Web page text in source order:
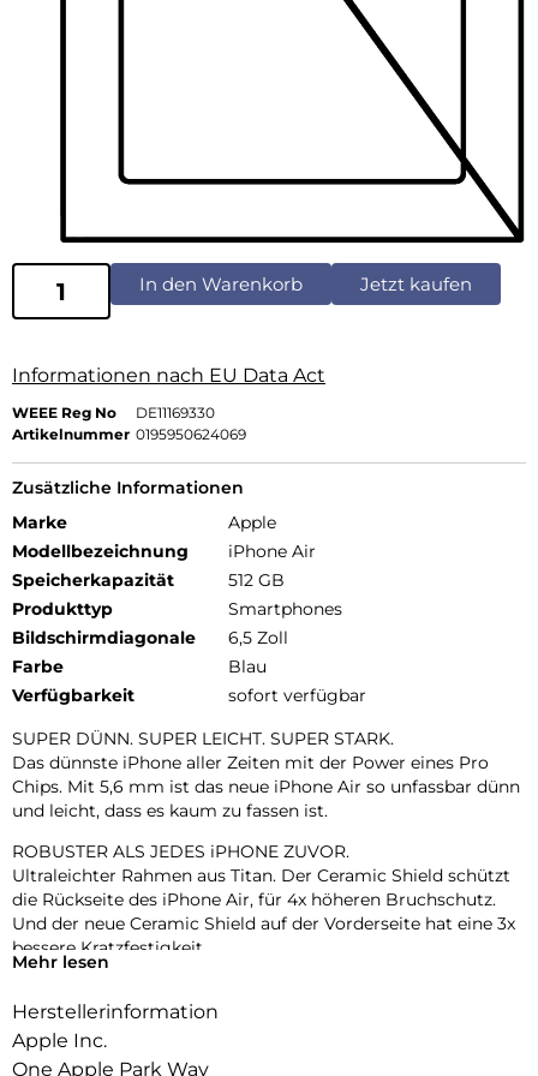
In den Warenkorb Jetzt kaufen
Informationen nach EU Data Act
WEEE Reg No
DE11169330
Artikelnummer 0195950624069
Zusätzliche Informationen
Marke
Apple
Modellbezeichnung
iPhone Air
Speicherkapazität
512 GB
Produkttyp
Smartphones
Bildschirmdiagonale
6,5 Zoll
Farbe
Blau
Verfügbarkeit
sofort verfügbar
SUPER DÜNN. SUPER LEICHT. SUPER STARK.
Das dünnste iPhone aller Zeiten mit der Power eines Pro
Chips. Mit 5,6 mm ist das neue iPhone Air so unfassbar dünn
und leicht, dass es kaum zu fassen ist.
ROBUSTER ALS JEDES iPHONE ZUVOR.
Ultraleichter Rahmen aus Titan. Der Ceramic Shield schützt
die Rückseite des iPhone Air, für 4x höheren Bruchschutz.
Und der neue Ceramic Shield auf der Vorderseite hat eine 3x
bessere Kratzfestigkeit.
48 MP Fusion Kamera-System mit 2x Zoom in optischer
Qualität. Mach einfach perfekte Aufnahmen – direkt von dort,
wo du stehst.
Mehr lesen
Herstellerinformation
Apple Inc.
One Apple Park Way